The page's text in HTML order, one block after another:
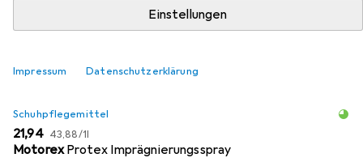
Einstellungen
Impressum Datenschutzerklärung
Schuhpflegemittel
EUR
21,94 EUR
43,88/1l
MotorexProtex Imprägnierungsspray